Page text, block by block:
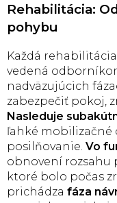
Rehabilitácia:
pohybu
Každá
vedená
nadväzujúcich
zabezpečiť pokoj,
Nasleduje
ľahké mobilizačné
posilňovanie. Vo
obnovení rozsahu
ktoré bolo počas
prichádza fáza